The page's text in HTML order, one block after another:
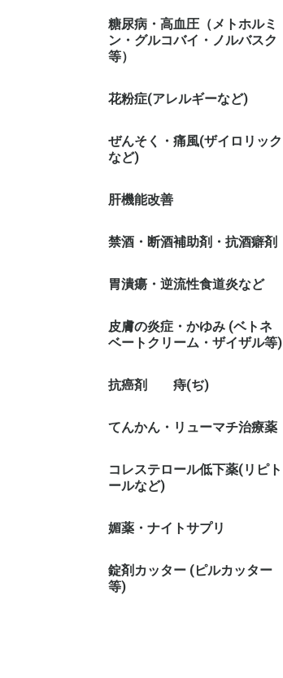
糖尿病・高血圧（メトホルミ
ン・グルコバイ・ノルバスク
等）
花粉症(アレルギーなど)
ぜんそく・痛風(ザイロリック
など)
肝機能改善
禁酒・断酒補助剤・抗酒癖剤
胃潰瘍・逆流性食道炎など
皮膚の炎症・かゆみ (ベトネ
ベートクリーム・ザイザル等)
抗癌剤 痔(ぢ)
てんかん・リューマチ治療薬
コレステロール低下薬(リピト
ールなど)
媚薬・ナイトサプリ
錠剤カッター (ピルカッター
等)